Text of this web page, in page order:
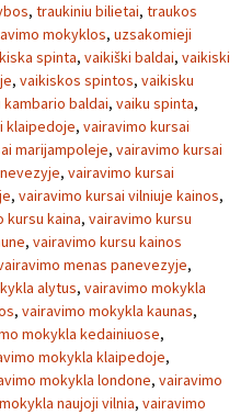
, traukiniu bilietai, traukos
mokyklos, uzsakomieji
spinta, vaikiški baldai, vaikiski
, vaikiskos spintos, vaikisku
kambario baldai, vaiku spinta,
klaipedoje, vairavimo kursai
marijampoleje, vairavimo kursai
, vairavimo kursai
, vairavimo kursai vilniuje kainos,
kursu kaina, vairavimo kursu
, vairavimo kursu kainos
menas panevezyje,
alytus, vairavimo mokykla
, vairavimo mokykla kaunas,
mokykla kedainiuose,
mokykla klaipedoje,
mokykla londone, vairavimo
naujoji vilnia, vairavimo